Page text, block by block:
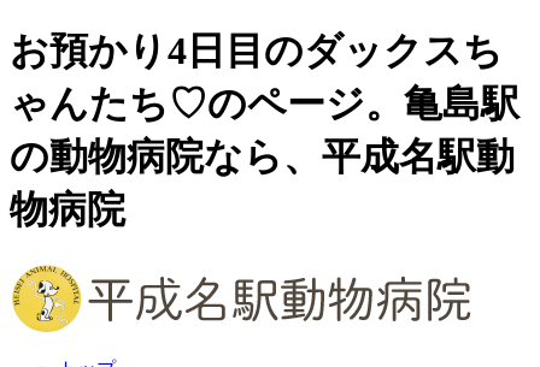
お預かり4日目のダックスち
ゃんたち♡のページ。亀島駅
の動物病院なら、平成名駅動
物病院